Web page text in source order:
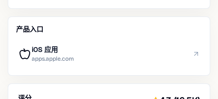
产品入口
iOS 应用
apps.apple.com